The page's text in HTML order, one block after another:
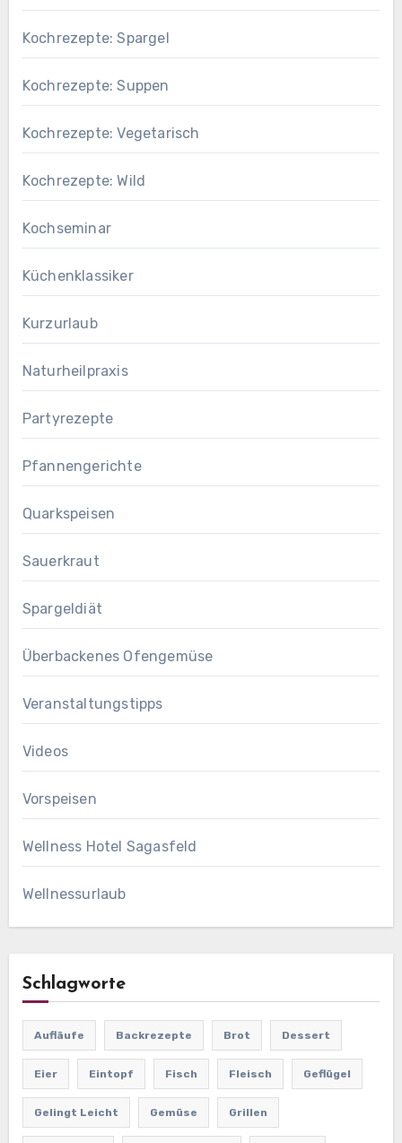
Kochrezepte: Spargel
Kochrezepte: Suppen
Kochrezepte: Vegetarisch
Kochrezepte: Wild
Kochseminar
Küchenklassiker
Kurzurlaub
Naturheilpraxis
Partyrezepte
Pfannengerichte
Quarkspeisen
Sauerkraut
Spargeldiät
Überbackenes Ofengemüse
Veranstaltungstipps
Videos
Vorspeisen
Wellness Hotel Sagasfeld
Wellnessurlaub
Schlagworte
Aufläufe Backrezepte Brot Dessert
Eier Eintopf Fisch Fleisch Geflügel
Gelingt Leicht Gemüse Grillen